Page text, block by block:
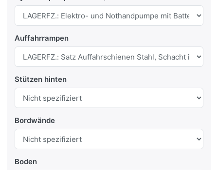
Auffahrrampen
Stützen hinten
Bordwände
Boden